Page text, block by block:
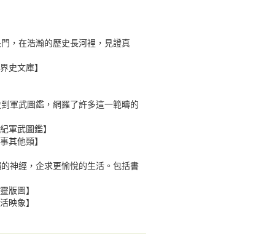
，在浩瀚的歷史長河裡，見證真
界史文庫】
軍武圖鑑，網羅了許多這一範疇的
紀軍武圖鑑】
事其他類】
神經，企求更愉悅的生活。包括書
版圖】
映象】